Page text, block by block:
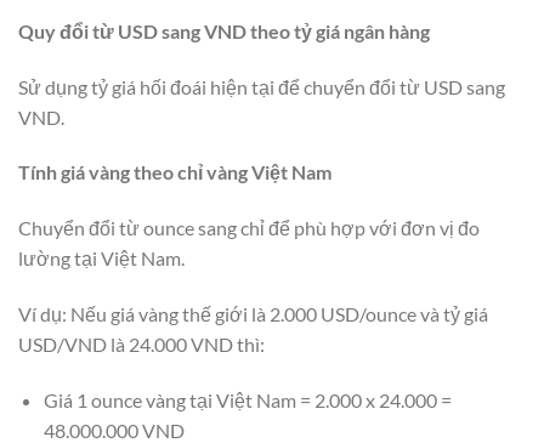
Quy đổi từ USD sang VND theo tỷ giá ngân hàng
Sử dụng tỷ giá hối đoái hiện tại để chuyển đổi từ USD sang
VND.
Tính giá vàng theo chỉ vàng Việt Nam
Chuyển đổi từ ounce sang chỉ để phù hợp với đơn vị đo
lường tại Việt Nam.
Ví dụ: Nếu giá vàng thế giới là 2.000 USD/ounce và tỷ giá
USD/VND là 24.000 VND thì:
Giá 1 ounce vàng tại Việt Nam = 2.000 x 24.000 =
48.000.000 VND